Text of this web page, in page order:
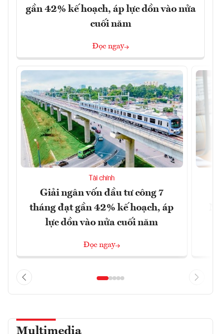
gần 42% kế hoạch, áp lực dồn vào nửa
cuối năm
Đọc ngay
Tài chính
Giải ngân vốn đầu tư công 7
tháng đạt gần 42% kế hoạch, áp
lực dồn vào nửa cuối năm
Đọc ngay
Multimedia